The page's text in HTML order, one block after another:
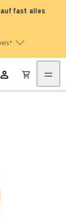
fast alles